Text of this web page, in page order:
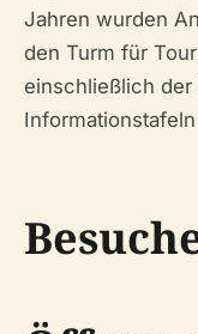
Jahren wurden
den Turm für
einschließlich der